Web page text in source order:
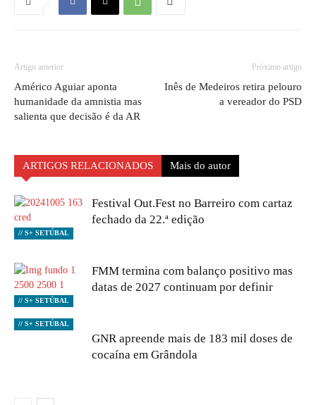
Artigo anterior
Américo Aguiar aponta
humanidade da amnistia mas
salienta que decisão é da AR
Próximo artigo
Inês de Medeiros retira pelouro
a vereador do PSD
ARTIGOS RELACIONADOS Mais do autor
// S+ SETÚBAL
Festival Out.Fest no Barreiro com cartaz
fechado da 22.ª edição
// S+ SETÚBAL
FMM termina com balanço positivo mas
datas de 2027 continuam por definir
// S+ SETÚBAL
GNR apreende mais de 183 mil doses de
cocaína em Grândola